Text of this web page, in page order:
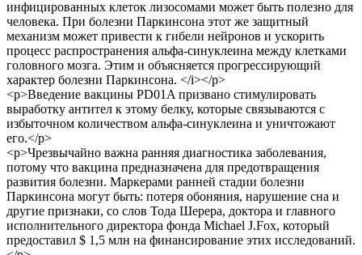
инфицированных клеток лизосомами может быть полезно для
человека. При болезни Паркинсона этот же защитный
механизм может привести к гибели нейронов и ускорить
процесс распространения альфа-синуклеина между клетками
головного мозга. Этим и объясняется прогрессирующий
характер болезни Паркинсона. </i></p>
<p>Введение вакцины PD01A призвано стимулировать
выработку антител к этому белку, которые связываются с
избыточном количеством альфа-синуклеина и уничтожают
его.</p>
<p>Чрезвычайно важна ранняя диагностика заболевания,
потому что вакцина предназначена для предотвращения
развития болезни. Маркерами ранней стадии болезни
Паркинсона могут быть: потеря обоняния, нарушение сна и
другие признаки, со слов Тода Шерера, доктора и главного
исполнительного директора фонда Michael J.Fox, который
предоставил $ 1,5 млн на финансирование этих исследований.